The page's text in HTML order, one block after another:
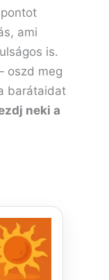
ami
is.
oszd meg
barátaidat
neki a